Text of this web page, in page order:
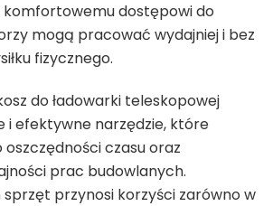
komfortowemu dostępowi do
mogą pracować wydajniej i bez
fizycznego.
do ładowarki teleskopowej
i efektywne narzędzie, które
oszczędności czasu oraz
prac budowlanych.
przynosi korzyści zarówno w